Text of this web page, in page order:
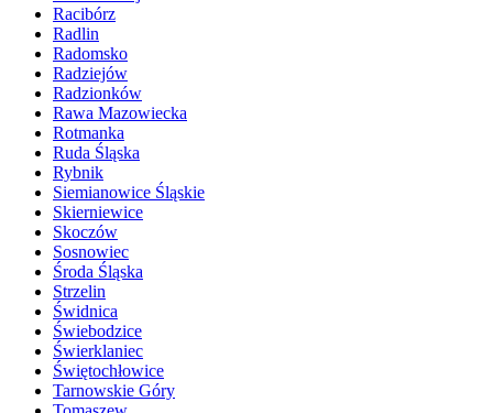
Racibórz
Radlin
Radomsko
Radziejów
Radzionków
Rawa Mazowiecka
Rotmanka
Ruda Śląska
Rybnik
Siemianowice Śląskie
Skierniewice
Skoczów
Sosnowiec
Środa Śląska
Strzelin
Świdnica
Świebodzice
Świerklaniec
Świętochłowice
Tarnowskie Góry